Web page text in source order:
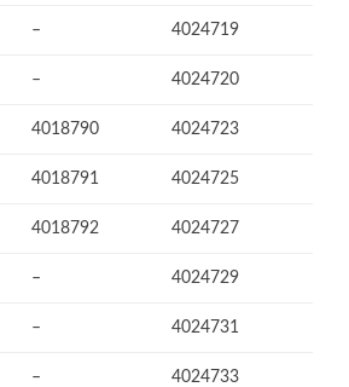
– 4024719
– 4024720
4018790 4024723
4018791 4024725
4018792 4024727
– 4024729
– 4024731
– 4024733